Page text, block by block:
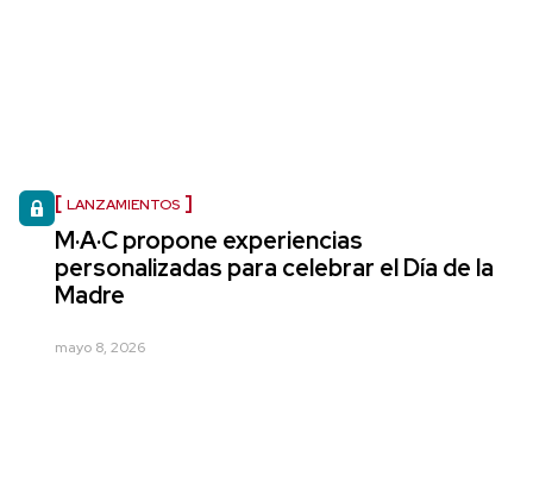
LANZAMIENTOS
M·A·C propone experiencias
personalizadas para celebrar el Día de la
Madre
mayo 8, 2026